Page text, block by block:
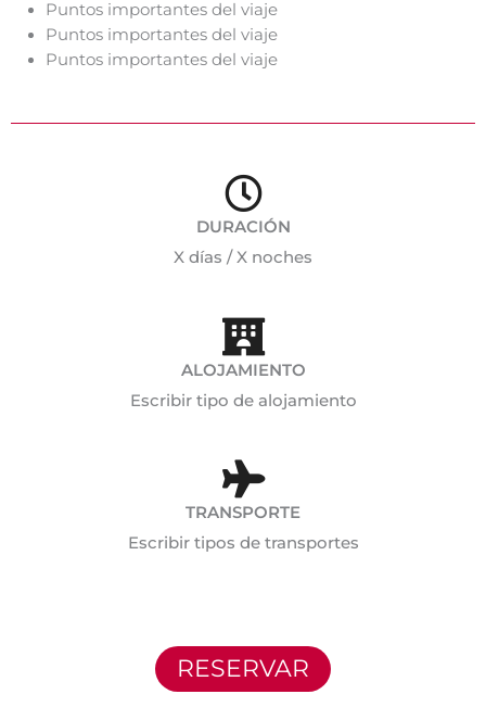
Puntos importantes del viaje
Puntos importantes del viaje
Puntos importantes del viaje
DURACIÓN
X días / X noches
ALOJAMIENTO
Escribir tipo de alojamiento
TRANSPORTE
Escribir tipos de transportes
RESERVAR